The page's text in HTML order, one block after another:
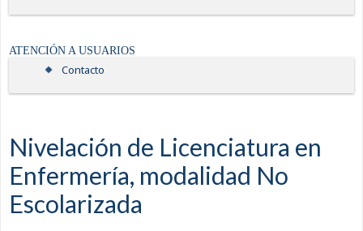
ATENCIÓN A USUARIOS
Contacto
Nivelación de Licenciatura en
Enfermería, modalidad No
Escolarizada